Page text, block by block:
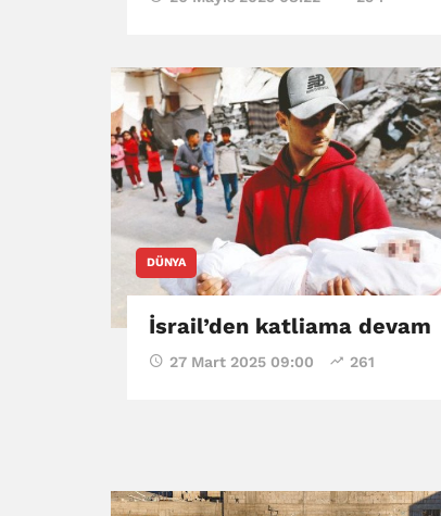
DÜNYA
İsrail’den katliama devam
27 Mart 2025 09:00 261